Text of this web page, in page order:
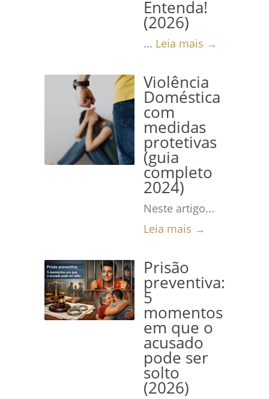
Entenda!
(2026)
... Leia mais →
Violência
Doméstica
com
medidas
protetivas
(guia
completo
2024)
Neste artigo...
Leia mais →
Prisão
preventiva:
5
momentos
em que o
acusado
pode ser
solto
(2026)